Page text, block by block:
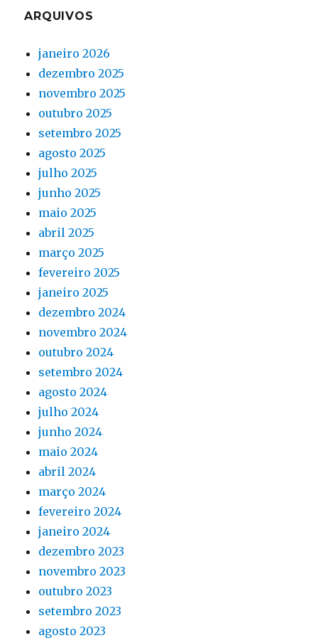
ARQUIVOS
janeiro 2026
dezembro 2025
novembro 2025
outubro 2025
setembro 2025
agosto 2025
julho 2025
junho 2025
maio 2025
abril 2025
março 2025
fevereiro 2025
janeiro 2025
dezembro 2024
novembro 2024
outubro 2024
setembro 2024
agosto 2024
julho 2024
junho 2024
maio 2024
abril 2024
março 2024
fevereiro 2024
janeiro 2024
dezembro 2023
novembro 2023
outubro 2023
setembro 2023
agosto 2023